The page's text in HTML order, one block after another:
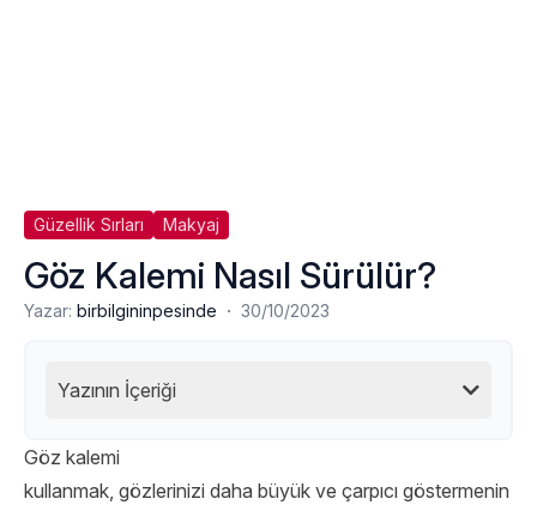
Güzellik Sırları Makyaj
Göz Kalemi Nasıl Sürülür?
Yazar: birbilgininpesinde · 30/10/2023
Yazının İçeriği
Göz kalemi
kullanmak, gözlerinizi daha büyük ve çarpıcı göstermenin